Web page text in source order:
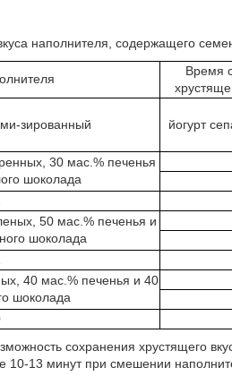
наполнителя, содержащего
Время
зированный йогурт
30 мас.% печенья
шоколада
50 мас.% печенья и
шоколада
40 мас.% печенья и 40
шоколада
сохранения хрустящего
10-13 минут при смешении